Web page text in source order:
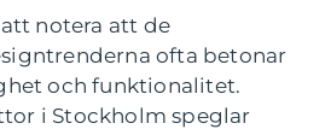
notera att de
ofta betonar
och funktionalitet.
i Stockholm speglar